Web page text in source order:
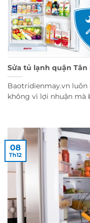
Sửa tủ lạnh quận Tân
Baotridienmay.vn
không vì lợi nhuận mà
08
Th12